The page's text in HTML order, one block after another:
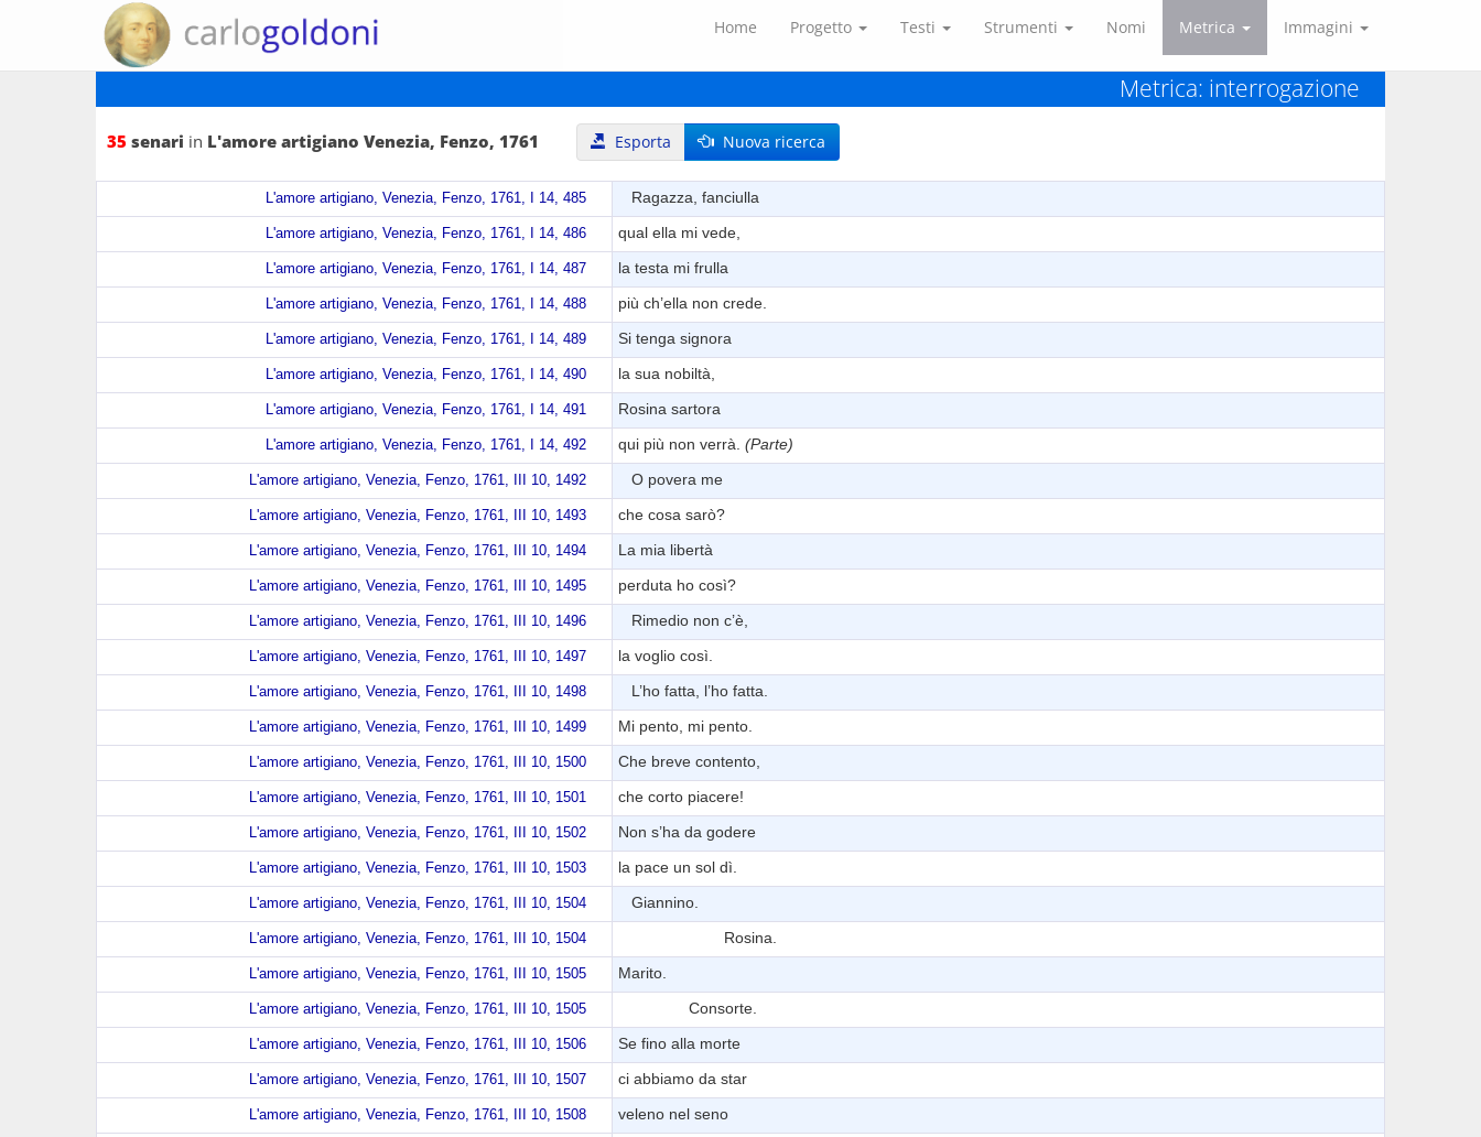
Home Progetto Testi Strumenti Nomi Metrica Immagini
Metrica: interrogazione
35 senari in L'amore artigiano Venezia, Fenzo, 1761 Esporta Nuova ricerca
L'amore artigiano, Venezia, Fenzo, 1761, I 14, 485 Ragazza, fanciulla
L'amore artigiano, Venezia, Fenzo, 1761, I 14, 486 qual ella mi vede,
L'amore artigiano, Venezia, Fenzo, 1761, I 14, 487 la testa mi frulla
L'amore artigiano, Venezia, Fenzo, 1761, I 14, 488 più ch’ella non crede.
L'amore artigiano, Venezia, Fenzo, 1761, I 14, 489 Si tenga signora
L'amore artigiano, Venezia, Fenzo, 1761, I 14, 490 la sua nobiltà,
L'amore artigiano, Venezia, Fenzo, 1761, I 14, 491 Rosina sartora
L'amore artigiano, Venezia, Fenzo, 1761, I 14, 492 qui più non verrà.(Parte)
L'amore artigiano, Venezia, Fenzo, 1761, III 10, 1492 O povera me
L'amore artigiano, Venezia, Fenzo, 1761, III 10, 1493 che cosa sarò?
L'amore artigiano, Venezia, Fenzo, 1761, III 10, 1494 La mia libertà
L'amore artigiano, Venezia, Fenzo, 1761, III 10, 1495 perduta ho così?
L'amore artigiano, Venezia, Fenzo, 1761, III 10, 1496 Rimedio non c’è,
L'amore artigiano, Venezia, Fenzo, 1761, III 10, 1497 la voglio così.
L'amore artigiano, Venezia, Fenzo, 1761, III 10, 1498 L’ho fatta, l’ho fatta.
L'amore artigiano, Venezia, Fenzo, 1761, III 10, 1499 Mi pento, mi pento.
L'amore artigiano, Venezia, Fenzo, 1761, III 10, 1500 Che breve contento,
L'amore artigiano, Venezia, Fenzo, 1761, III 10, 1501 che corto piacere!
L'amore artigiano, Venezia, Fenzo, 1761, III 10, 1502 Non s’ha da godere
L'amore artigiano, Venezia, Fenzo, 1761, III 10, 1503 la pace un sol dì.
L'amore artigiano, Venezia, Fenzo, 1761, III 10, 1504 Giannino.
L'amore artigiano, Venezia, Fenzo, 1761, III 10, 1504 Rosina.
L'amore artigiano, Venezia, Fenzo, 1761, III 10, 1505 Marito.
L'amore artigiano, Venezia, Fenzo, 1761, III 10, 1505 Consorte.
L'amore artigiano, Venezia, Fenzo, 1761, III 10, 1506 Se fino alla morte
L'amore artigiano, Venezia, Fenzo, 1761, III 10, 1507 ci abbiamo da star
L'amore artigiano, Venezia, Fenzo, 1761, III 10, 1508 veleno nel seno